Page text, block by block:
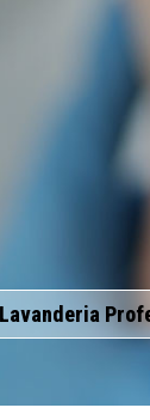
WiFi e
Lavanderia